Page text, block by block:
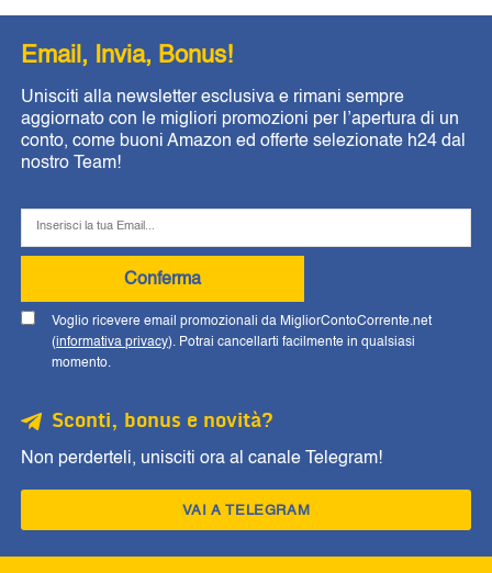
Email, Invia, Bonus!
Unisciti alla newsletter esclusiva e rimani sempre
aggiornato con le migliori promozioni per l’apertura di un
conto, come buoni Amazon ed offerte selezionate h24 dal
nostro Team!
Conferma
Voglio ricevere email promozionali da MigliorContoCorrente.net
(informativa privacy). Potrai cancellarti facilmente in qualsiasi
momento.
Sconti, bonus e novità?
Non perderteli, unisciti ora al canale Telegram!
VAI A TELEGRAM